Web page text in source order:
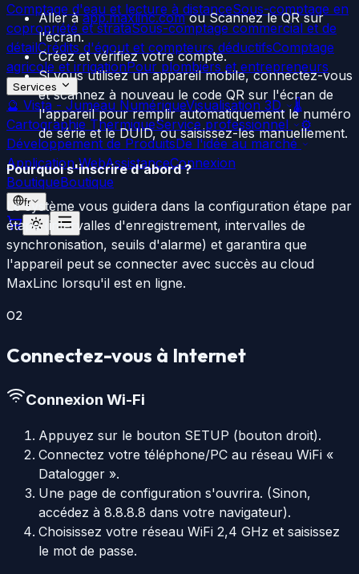
Comptage d'eau et lecture à distanceSous-comptage en
copropriété et strataSous-comptage commercial et de
détailCrédits d'égout et compteurs déductifsComptage
agricole et irrigationPour plombiers et entrepreneurs
Services
🔮 Vista - Jumeau NumériqueVisualisation 3D
🌡️
Cartographie ThermiqueService professionnel
⚙️
Développement de ProduitsDe l'idée au marché
Application WebAssistanceConnexion
BoutiqueBoutique
fr
Aller à app.maxlinc.com ou Scannez le QR sur
l'écran.
Créez et vérifiez votre compte.
Si vous utilisez un appareil mobile, connectez-vous
et scannez à nouveau le code QR sur l'écran de
l'appareil pour remplir automatiquement le numéro
de série et le DUID, ou saisissez-les manuellement.
Pourquoi s'inscrire d'abord ?
Le système vous guidera dans la configuration étape par
étape (intervalles d'enregistrement, intervalles de
synchronisation, seuils d'alarme) et garantira que
l'appareil peut se connecter avec succès au cloud
MaxLinc lorsqu'il est en ligne.
02
Connectez-vous à Internet
Connexion Wi-Fi
Appuyez sur le bouton SETUP (bouton droit).
Connectez votre téléphone/PC au réseau WiFi «
Datalogger ».
Une page de configuration s'ouvrira. (Sinon,
accédez à 8.8.8.8 dans votre navigateur).
Choisissez votre réseau WiFi 2,4 GHz et saisissez
le mot de passe.